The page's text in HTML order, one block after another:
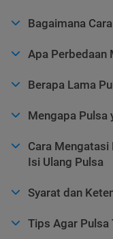
Bagaimana
Apa Perbedaan
Berapa Lama
Mengapa Pulsa
Cara Mengatasi
Isi Ulang Pulsa
Syarat dan
Tips Agar Pulsa